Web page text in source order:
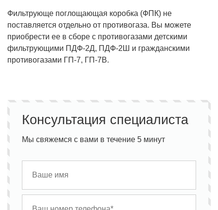
Фильтрующе поглощающая коробка (ФПК) не
поставляется отдельно от противогаза. Вы можете
приобрести ее в сборе с противогазами детскими
фильтрующими ПДФ-2Д, ПДФ-2Ш и гражданскими
противогазами ГП-7, ГП-7В.
Консультация специалиста
Мы свяжемся с вами в течение 5 минут